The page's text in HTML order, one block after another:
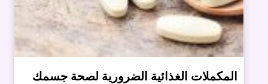
المكملات الغذائية الضرورية لصحة جسمك